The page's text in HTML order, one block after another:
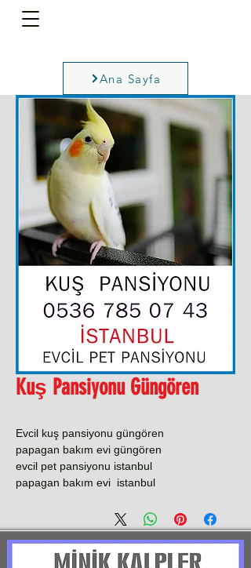
Ana Sayfa
Kuş Pansiyonu Güngören
Evcil kuş pansiyonu güngören
papagan bakım evi güngören
evcil pet pansiyonu istanbul
papagan bakım evi istanbul